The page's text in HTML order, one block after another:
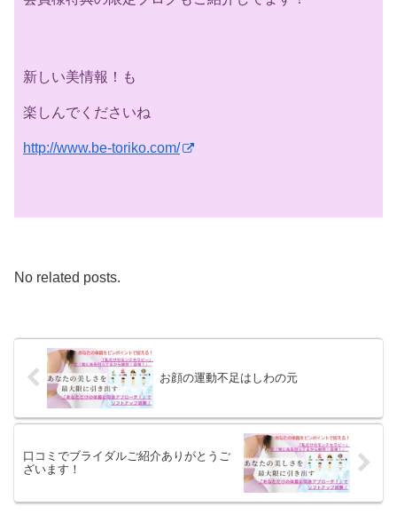
新しい美情報！も
楽しんでくださいね
http://www.be-toriko.com/
No related posts.
お顔の運動不足はしわの元
口コミでブライダルご紹介ありがとうご
ざいます！